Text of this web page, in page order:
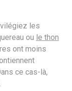
les
ou le thon
ont moins
ce cas-là,